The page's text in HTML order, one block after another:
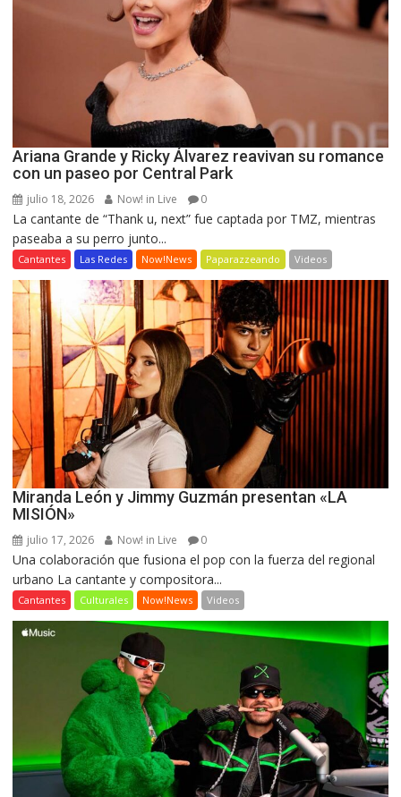
Ariana Grande y Ricky Álvarez reavivan su romance
con un paseo por Central Park
julio 18, 2026 Now! in Live 0
La cantante de “Thank u, next” fue captada por TMZ, mientras
paseaba a su perro junto...
Cantantes Las Redes Now!News Paparazzeando Videos
Miranda León y Jimmy Guzmán presentan «LA
MISIÓN»
julio 17, 2026 Now! in Live 0
Una colaboración que fusiona el pop con la fuerza del regional
urbano La cantante y compositora...
Cantantes Culturales Now!News Videos